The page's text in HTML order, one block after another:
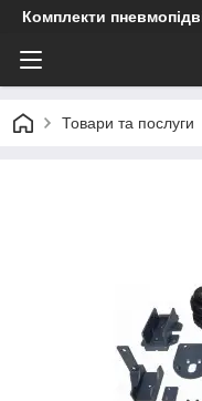
Комплекти
Товари та послуги